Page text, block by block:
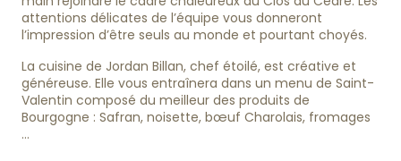
attentions délicates de l’équipe vous donneront
l’impression d’être seuls au monde et pourtant choyés.
La cuisine de Jordan Billan, chef étoilé, est créative et
généreuse. Elle vous entraînera dans un menu de Saint-
Valentin composé du meilleur des produits de
Bourgogne : Safran, noisette, bœuf Charolais, fromages
…